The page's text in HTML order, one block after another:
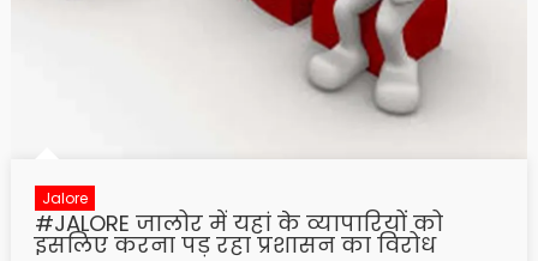
Jalore
#JALORE जालोर में यहां के व्यापारियों को
इसलिए करना पड़ रहा प्रशासन का विरोध